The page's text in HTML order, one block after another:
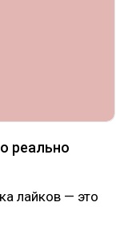
реально
лайков — это